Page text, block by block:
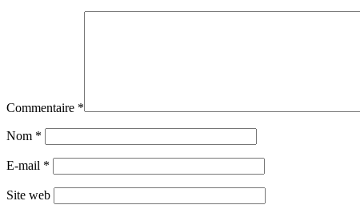
Commentaire *
Nom *
E-mail *
Site web